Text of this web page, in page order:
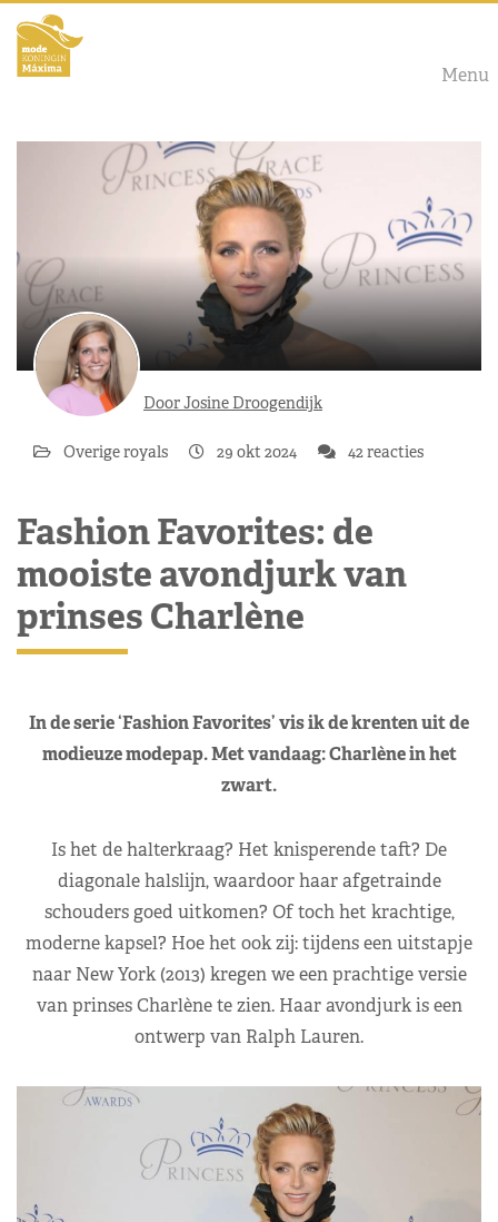
Menu
Door Josine Droogendijk
Overige royals 29 okt 2024 42 reacties
Fashion Favorites: de
mooiste avondjurk van
prinses Charlène
In de serie ‘Fashion Favorites’ vis ik de krenten uit de
modieuze modepap. Met vandaag: Charlène in het
zwart.
Is het de halterkraag? Het knisperende taft? De
diagonale halslijn, waardoor haar afgetrainde
schouders goed uitkomen? Of toch het krachtige,
moderne kapsel? Hoe het ook zij: tijdens een uitstapje
naar New York (2013) kregen we een prachtige versie
van prinses Charlène te zien. Haar avondjurk is een
ontwerp van Ralph Lauren.